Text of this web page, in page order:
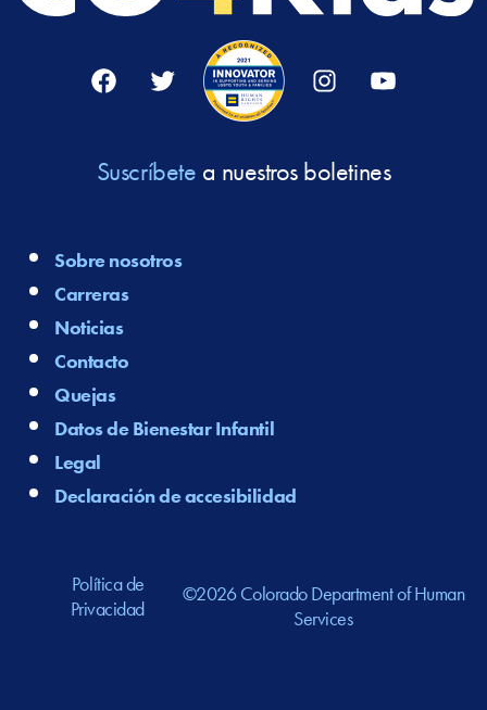
Suscríbete a nuestros boletines
Sobre nosotros
Carreras
Noticias
Contacto
Quejas
Datos de Bienestar Infantil
Legal
Declaración de accesibilidad
Política de
Privacidad
©2026 Colorado Department of Human
Services